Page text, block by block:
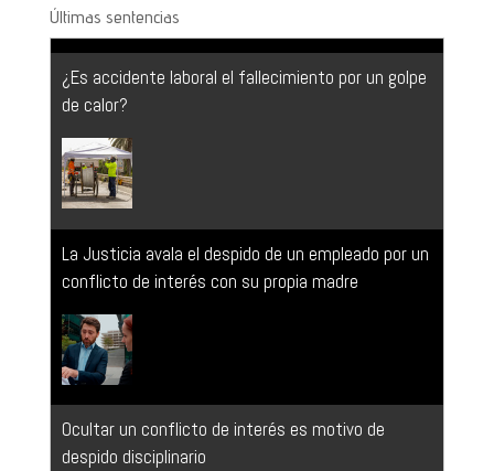
Últimas sentencias
de calor?
conflicto de interés con su propia madre
despido disciplinario